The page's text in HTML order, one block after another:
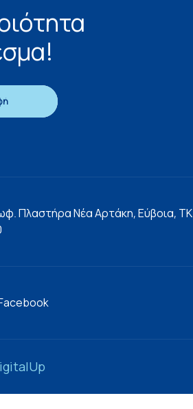
Πλαστήρα Νέα Αρτάκη, Εύβοια, ΤΚ